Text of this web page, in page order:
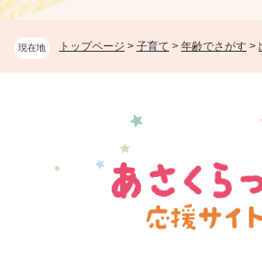
現在地 トップページ > 子育て > 年齢でさがす >